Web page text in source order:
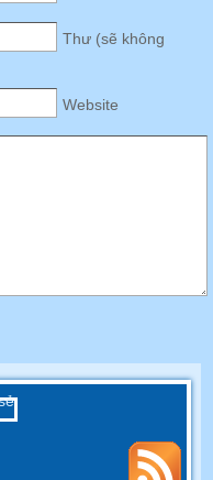
Thư (sẽ không
Website